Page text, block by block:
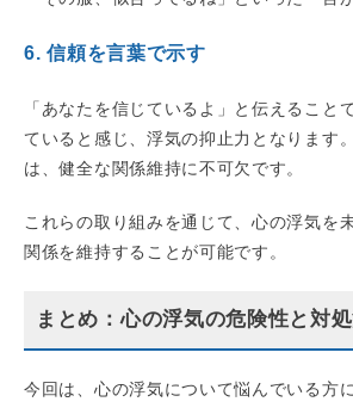
6. 信頼を言葉で示す
「あなたを信じているよ」と伝えること
ていると感じ、浮気の抑止力となります
は、健全な関係維持に不可欠です。
これらの取り組みを通じて、心の浮気を
関係を維持することが可能です。
まとめ：心の浮気の危険性と対
今回は、心の浮気について悩んでいる方